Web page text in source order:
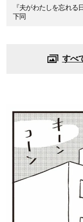
『夫がわたしを忘れ
下同
すべ